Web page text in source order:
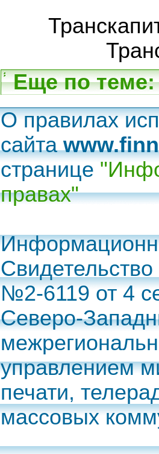
Еще по теме:
О правилах
сайта
странице
правах"
№2-6119 от 4
Северо-
управлением
печати,
массовых